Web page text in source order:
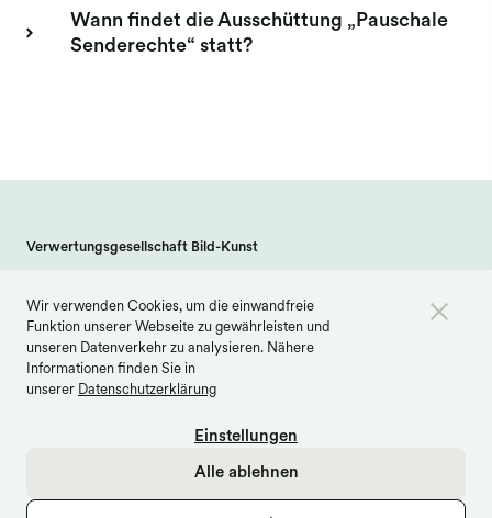
Wann findet die Ausschüttung „Pauschale
Senderechte“ statt?
Verwertungsgesellschaft Bild-Kunst
info@bildkunst.de·Telefon 0228 979 20 -600
Impressum Datenschutz
Barrierefreiheit Cookie Einstellungen
Wir verwenden Cookies, um die einwandfreie
Funktion unserer Webseite zu gewährleisten und
unseren Datenverkehr zu analysieren. Nähere
Informationen finden Sie in
unserer Datenschutzerklärung
Einstellungen
Alle ablehnen